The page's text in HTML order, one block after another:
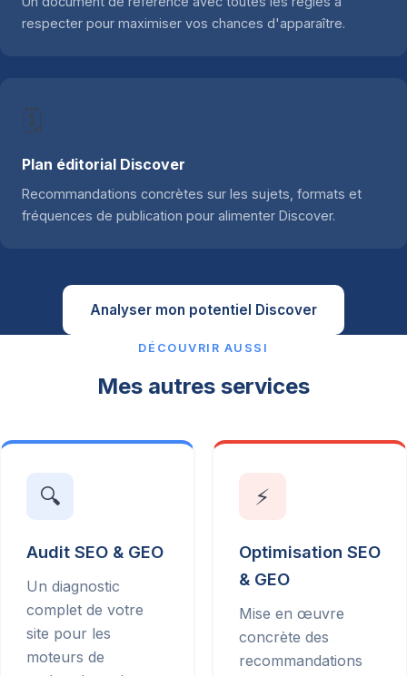
respecter pour maximiser vos chances d'apparaître.
🗓️
Plan éditorial Discover
Recommandations concrètes sur les sujets, formats et
fréquences de publication pour alimenter Discover.
Analyser mon potentiel Discover
DÉCOUVRIR AUSSI
Mes autres services
🔍
Audit SEO & GEO
Un diagnostic
complet de votre
site pour les
moteurs de
⚡
Optimisation SEO
& GEO
Mise en œuvre
concrète des
recommandations